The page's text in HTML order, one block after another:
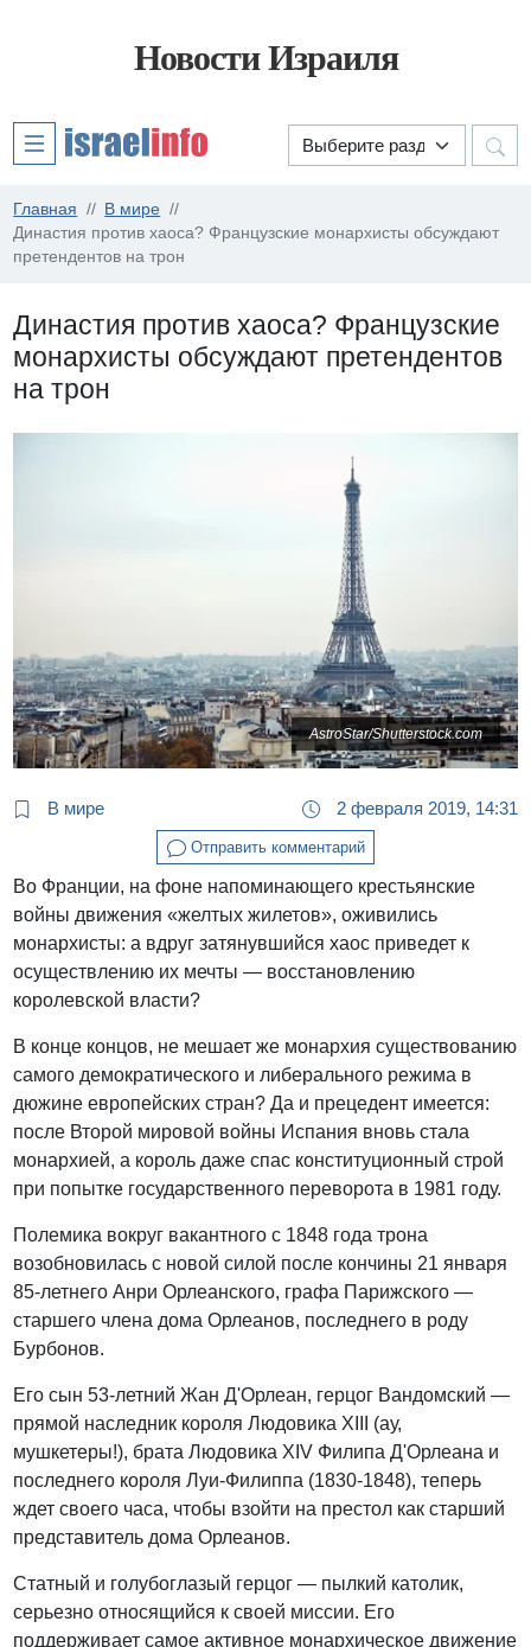
Новости Израиля
Главная
В мире
Династия против хаоса? Французские монархисты обсуждают
претендентов на трон
Династия против хаоса? Французские
монархисты обсуждают претендентов
на трон
AstroStar/Shutterstock.com
В мире 2 февраля 2019, 14:31
Отправить комментарий
Во Франции, на фоне напоминающего крестьянские
войны движения «желтых жилетов», оживились
монархисты: а вдруг затянувшийся хаос приведет к
осуществлению их мечты — восстановлению
королевской власти?
В конце концов, не мешает же монархия существованию
самого демократического и либерального режима в
дюжине европейских стран? Да и прецедент имеется:
после Второй мировой войны Испания вновь стала
монархией, а король даже спас конституционный строй
при попытке государственного переворота в 1981 году.
Полемика вокруг вакантного с 1848 года трона
возобновилась с новой силой после кончины 21 января
85-летнего Анри Орлеанского, графа Парижского —
старшего члена дома Орлеанов, последнего в роду
Бурбонов.
Его сын 53-летний Жан Д'Орлеан, герцог Вандомский —
прямой наследник короля Людовика XIII (ау,
мушкетеры!), брата Людовика XIV Филипа Д'Орлеана и
последнего короля Луи-Филиппа (1830-1848), теперь
ждет своего часа, чтобы взойти на престол как старший
представитель дома Орлеанов.
Статный и голубоглазый герцог — пылкий католик,
серьезно относящийся к своей миссии. Его
поддерживает самое активное монархическое движение